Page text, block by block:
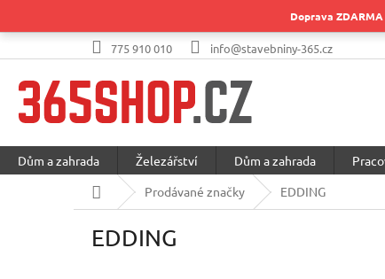
Doprava
775 910 010 info@stavebniny-365.cz
Dům a zahrada Železářství Dům a zahrada
Domů
Prodávané značky EDDING
EDDING